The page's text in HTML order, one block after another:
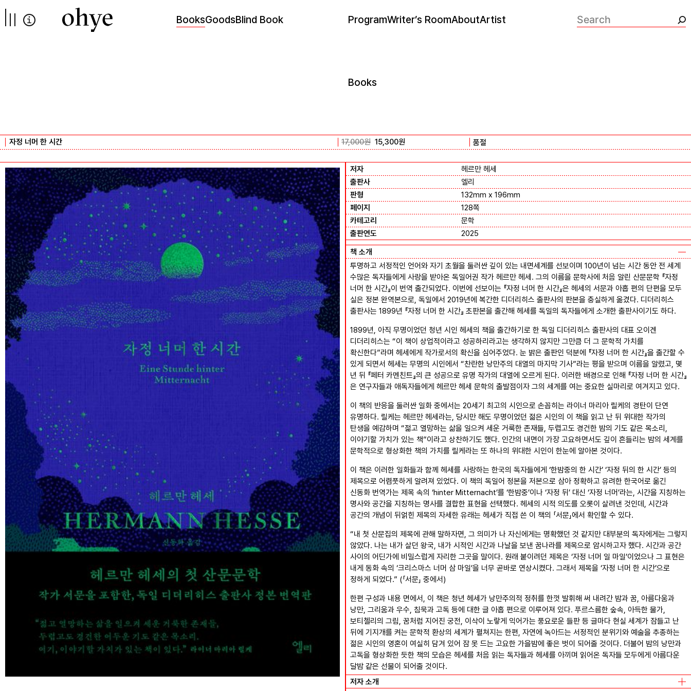
넘어가기
BooksGoodsBlind Book ProgramWriter’s RoomAboutArtist 검색:
Books
자정 너머 한 시간 17,000원 15,300원 품절
저자
헤르만 헤세
출판사
엘리
판형
132mm x 196mm
페이지
128쪽
카테고리
문학
출판연도
2025
책 소개
투명하고 서정적인 언어와 자기 초월을 둘러싼 깊이 있는 내면세계를 선보이며 100년이 넘는 시간 동안 전 세계
수많은 독자들에게 사랑을 받아온 독일어권 작가 헤르만 헤세. 그의 이름을 문학사에 처음 알린 산문문학 『자정
너머 한 시간』이 번역 출간되었다. 이번에 선보이는 『자정 너머 한 시간』은 헤세의 서문과 아홉 편의 단편을 모두
실은 정본 완역본으로, 독일에서 2019년에 복간한 디더리히스 출판사의 판본을 충실하게 옮겼다. 디더리히스
출판사는 1899년 『자정 너머 한 시간』 초판본을 출간해 헤세를 독일의 독자들에게 소개한 출판사이기도 하다.
1899년, 아직 무명이었던 청년 시인 헤세의 책을 출간하기로 한 독일 디더리히스 출판사의 대표 오이겐
디더리히스는 “이 책이 상업적이라고 성공하리라고는 생각하지 않지만 그만큼 더 그 문학적 가치를
확신한다”라며 헤세에게 작가로서의 확신을 심어주었다. 눈 밝은 출판인 덕분에 『자정 너머 한 시간』을 출간할 수
있게 되면서 헤세는 무명의 시인에서 “찬란한 낭만주의 대열의 마지막 기사”라는 평을 받으며 이름을 알렸고, 몇
년 뒤 『페터 카멘친트』의 큰 성공으로 유명 작가의 대열에 오르게 된다. 이러한 배경으로 인해 『자정 너머 한 시간』
은 연구자들과 애독자들에게 헤르만 헤세 문학의 출발점이자 그의 세계를 여는 중요한 실마리로 여겨지고 있다.
이 책의 반응을 둘러싼 일화 중에서는 20세기 최고의 시인으로 손꼽히는 라이너 마리아 릴케의 경탄이 단연
유명하다. 릴케는 헤르만 헤세라는, 당시만 해도 무명이었던 젊은 시인의 이 책을 읽고 난 뒤 위대한 작가의
탄생을 예감하며 “젊고 열망하는 삶을 일으켜 세운 거룩한 존재들, 두렵고도 경건한 밤의 기도 같은 목소리,
이야기할 가치가 있는 책”이라고 상찬하기도 했다. 인간의 내면이 가장 고요하면서도 깊이 흔들리는 밤의 세계를
문학적으로 형상화한 책의 가치를 릴케라는 또 하나의 위대한 시인이 한눈에 알아본 것이다.
이 책은 이러한 일화들과 함께 헤세를 사랑하는 한국의 독자들에게 ‘한밤중의 한 시간’ ‘자정 뒤의 한 시간’ 등의
제목으로 어렴풋하게 알려져 있었다. 이 책의 독일어 정본을 저본으로 삼아 정확하고 유려한 한국어로 옮긴
신동화 번역가는 제목 속의 ‘hinter Mitternacht’를 ‘한밤중’이나 ‘자정 뒤’ 대신 ‘자정 너머’라는, 시간을 지칭하는
명사와 공간을 지칭하는 명사를 결합한 표현을 선택했다. 헤세의 시적 의도를 오롯이 살려낸 것인데, 시간과
공간의 개념이 뒤얽힌 제목의 자세한 유래는 헤세가 직접 쓴 이 책의 「서문」에서 확인할 수 있다.
“내 첫 산문집의 제목에 관해 말하자면, 그 의미가 나 자신에게는 명확했던 것 같지만 대부분의 독자에게는 그렇지
않았다. 나는 내가 살던 왕국, 내가 시적인 시간과 나날을 보낸 꿈나라를 제목으로 암시하고자 했다. 시간과 공간
사이의 어딘가에 비밀스럽게 자리한 그곳을 말이다. 원래 붙이려던 제목은 ‘자정 너머 일 마일’이었으나 그 표현은
내게 동화 속의 ‘크리스마스 너머 삼 마일’을 너무 곧바로 연상시켰다. 그래서 제목을 ‘자정 너머 한 시간’으로
정하게 되었다.” (「서문」 중에서)
한편 구성과 내용 면에서, 이 책은 청년 헤세가 낭만주의적 정취를 한껏 발휘해 써 내려간 밤과 꿈, 아름다움과
낭만, 그리움과 우수, 침묵과 고독 등에 대한 글 아홉 편으로 이루어져 있다. 푸르스름한 숲속, 아득한 물가,
보티첼리의 그림, 꿈처럼 지어진 궁전, 이삭이 노랗게 익어가는 풍요로운 들판 등 글마다 현실 세계가 잠들고 난
뒤에 기지개를 켜는 문학적 환상의 세계가 펼쳐지는 한편, 자연에 녹아드는 서정적인 분위기와 예술을 추종하는
젊은 시인의 영혼이 여실히 담겨 있어 잠 못 드는 고요한 가을밤에 좋은 벗이 되어줄 것이다. 더불어 밤의 낭만과
고독을 형상화한 듯한 책의 모습은 헤세를 처음 읽는 독자들과 헤세를 아끼며 읽어온 독자들 모두에게 아름다운
달밤 같은 선물이 되어줄 것이다.
저자 소개